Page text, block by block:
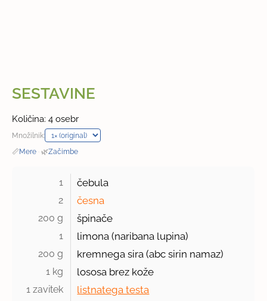
SESTAVINE
Količina: 4 osebr
Množilnik:
📏Mere · 🌿Začimbe
1 čebula
2 česna
200 g špinače
1 limona (naribana lupina)
200 g kremnega sira (abc sirin namaz)
1 kg lososa brez kože
1 zavitek listnatega testa